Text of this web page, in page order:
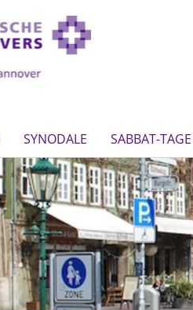
SYNODALE SABBAT-TAGE